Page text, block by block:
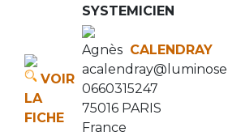
VOIR
LA
FICHE
SYSTEMICIEN
Agnès CALENDRAY
0660315247
75016 PARIS
France